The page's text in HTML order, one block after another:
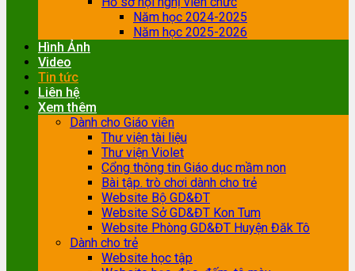
Năm học 2024-2025
Năm học 2025-2026
Hình Ảnh
Video
Tin tức
Liên hệ
Xem thêm
Dành cho Giáo viên
Thư viện tài liệu
Thư viện Violet
Cổng thông tin Giáo dục mầm non
Bài tập. trò chơi dành cho trẻ
Website Bộ GD&ĐT
Website Sở GD&ĐT Kon Tum
Website Phòng GD&ĐT Huyện Đăk Tô
Dành cho trẻ
Website học tập